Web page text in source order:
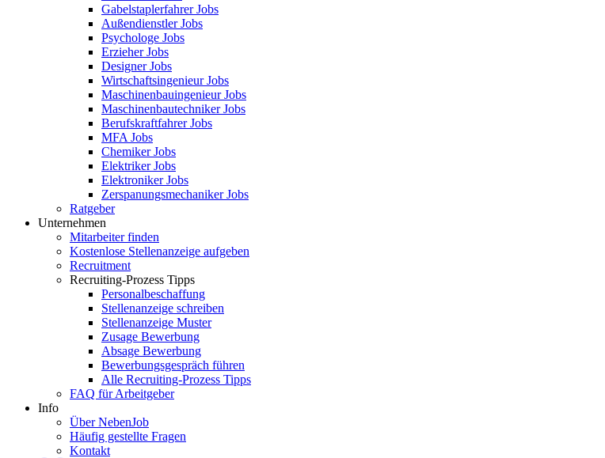
Gabelstaplerfahrer Jobs
Außendienstler Jobs
Psychologe Jobs
Erzieher Jobs
Designer Jobs
Wirtschaftsingenieur Jobs
Maschinenbauingenieur Jobs
Maschinenbautechniker Jobs
Berufskraftfahrer Jobs
MFA Jobs
Chemiker Jobs
Elektriker Jobs
Elektroniker Jobs
Zerspanungsmechaniker Jobs
Ratgeber
Unternehmen
Mitarbeiter finden
Kostenlose Stellenanzeige aufgeben
Recruitment
Recruiting-Prozess Tipps
Personalbeschaffung
Stellenanzeige schreiben
Stellenanzeige Muster
Zusage Bewerbung
Absage Bewerbung
Bewerbungsgespräch führen
Alle Recruiting-Prozess Tipps
FAQ für Arbeitgeber
Info
Über NebenJob
Häufig gestellte Fragen
Kontakt